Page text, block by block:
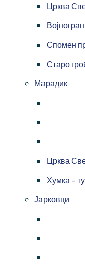
Црква
Спомен
Старо
Марадик
Црква
Хумка –
Јарковци